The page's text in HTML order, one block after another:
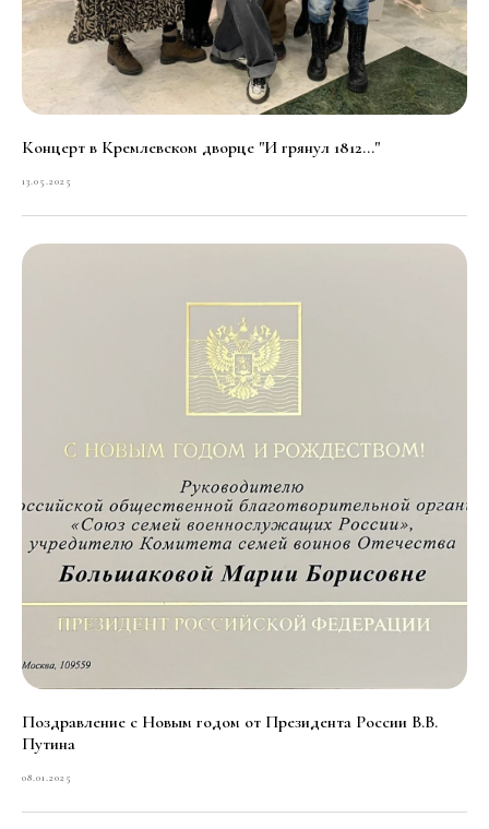
Концерт в Кремлевском дворце "И грянул 1812..."
13.05.2025
Поздравление с Новым годом от Президента России В.В.
Путина
08.01.2025